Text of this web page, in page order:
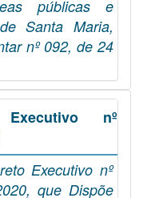
públicas e
Santa Maria,
nº 092, de 24
Executivo nº
Executivo nº
que Dispõe